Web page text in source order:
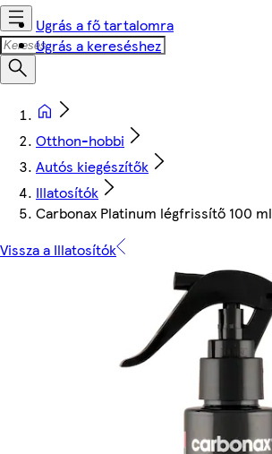
Ugrás a fő tartalomra
Ugrás a kereséshez
Otthon-hobbi
Autós kiegészítők
Illatosítók
Carbonax Platinum légfrissítő 100 ml
Vissza a Illatosítók